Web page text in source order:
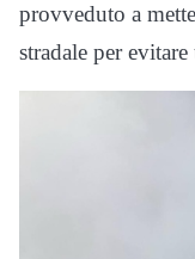
provveduto a
stradale per